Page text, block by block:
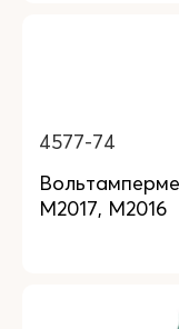
4577-74
М2017, М2016